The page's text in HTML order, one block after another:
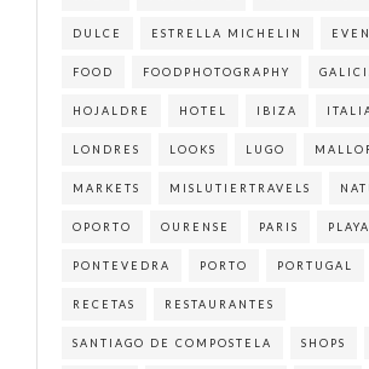
DULCE ESTRELLA MICHELIN
FOOD FOODPHOTOGRAPHY
HOJALDRE HOTEL IBIZA
LONDRES LOOKS LUGO
MARKETS MISLUTIERTRAVELS
OPORTO OURENSE PARIS
PONTEVEDRA PORTO PORTUGAL
RECETAS RESTAURANTES
SANTIAGO DE COMPOSTELA SHOPS